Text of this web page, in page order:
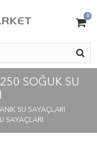
0
SOĞUK SU
SU SAYAÇLARI
SAYAÇLARI